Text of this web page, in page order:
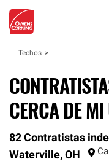
Techos
CERCA DE
82 Contratistas
Waterville, OH